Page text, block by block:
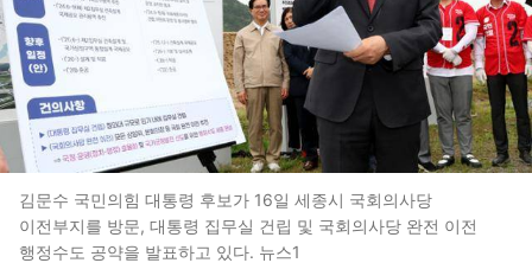
김문수 국민의힘 대통령 후보가 16일 세종시 국회의사당
이전부지를 방문, 대통령 집무실 건립 및 국회의사당 완전 이전
행정수도 공약을 발표하고 있다. 뉴스1